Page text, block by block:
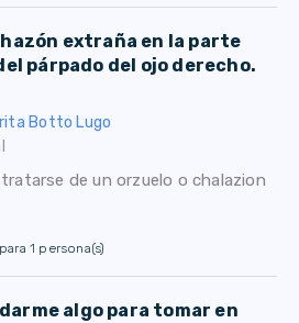
extraña en la parte
párpado del ojo derecho.
Botto Lugo
de un orzuelo o chalazion
1 persona(s)
algo para tomar en